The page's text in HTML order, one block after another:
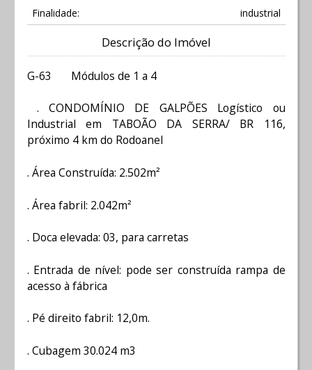
Finalidade: industrial
Descrição do Imóvel
G-63 Módulos de 1 a 4
. CONDOMÍNIO DE GALPÕES Logístico ou
Industrial em TABOÃO DA SERRA/ BR 116,
próximo 4 km do Rodoanel
. Área Construída: 2.502m²
. Área fabril: 2.042m²
. Doca elevada: 03, para carretas
. Entrada de nível: pode ser construída rampa de
acesso à fábrica
. Pé direito fabril: 12,0m.
. Cubagem 30.024 m3